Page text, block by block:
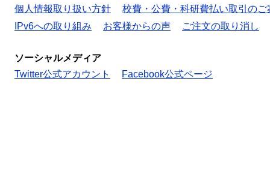
個人情報取り扱い方針
校費・公費・科研費払い取引のご
IPv6への取り組み
お客様からの声 ご注文の取り消し
ソーシャルメディア
Twitter公式アカウント
Facebook公式ページ